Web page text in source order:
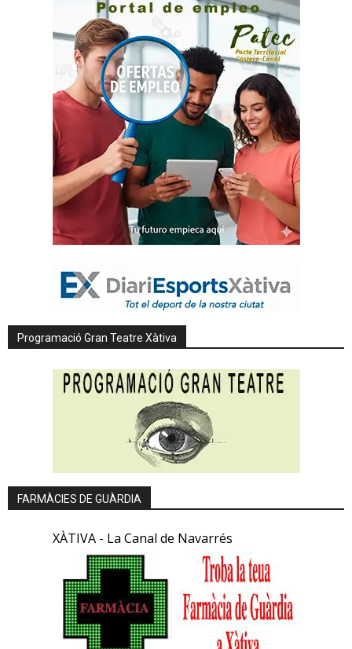
Programació Gran Teatre Xàtiva
FARMÀCIES DE GUÀRDIA
XÀTIVA - La Canal de Navarrés